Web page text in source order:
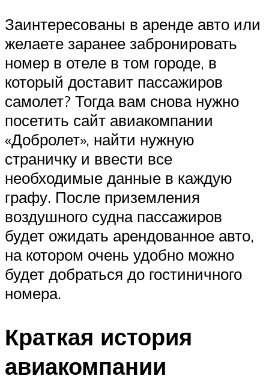
Заинтересованы в аренде авто или
желаете заранее забронировать
номер в отеле в том городе, в
который доставит пассажиров
самолет? Тогда вам снова нужно
посетить сайт авиакомпании
«Добролет», найти нужную
страничку и ввести все
необходимые данные в каждую
графу. После приземления
воздушного судна пассажиров
будет ожидать арендованное авто,
на котором очень удобно можно
будет добраться до гостиничного
номера.
Краткая история
авиакомпании